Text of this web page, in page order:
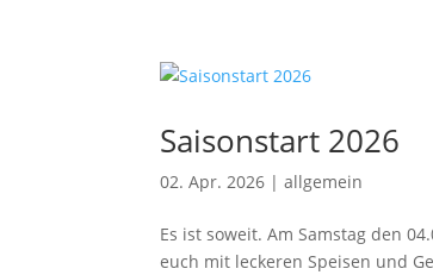
Saisonstart 2026
02. Apr. 2026 |allgemein
Es ist soweit. Am Samstag den
euch mit leckeren Speisen und